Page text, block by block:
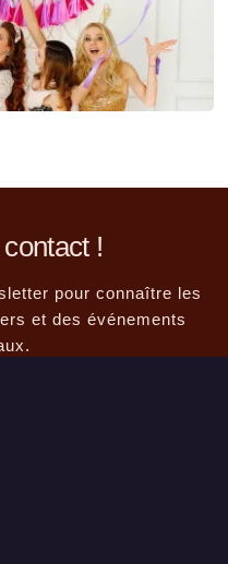
!
pour connaître les
et des événements